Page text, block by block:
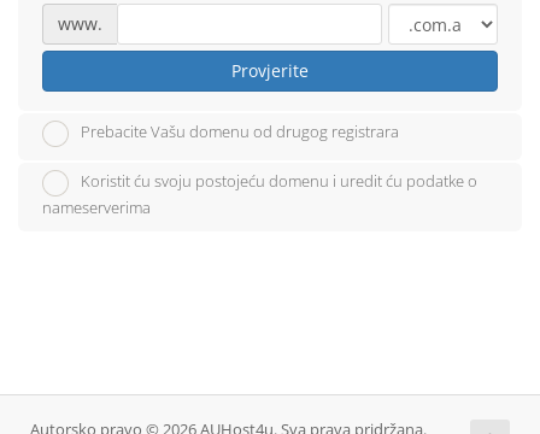
www.
Provjerite
Prebacite Vašu domenu od drugog registrara
Koristit ću svoju postojeću domenu i uredit ću podatke o
nameserverima
Autorsko pravo © 2026 AUHost4u. Sva prava pridržana.